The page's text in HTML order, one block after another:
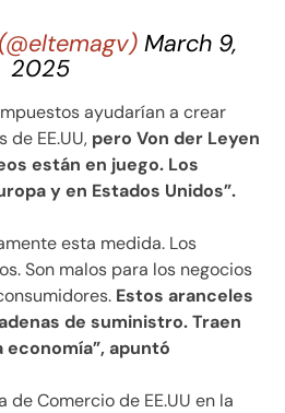
March 9,
2025
ayudarían a crear
EE.UU, pero Von der Leyen
están en juego. Los
y en Estados Unidos”.
esta medida. Los
Son malos para los negocios
Estos aranceles
de suministro. Traen
apuntó
de Comercio de EE.UU en la